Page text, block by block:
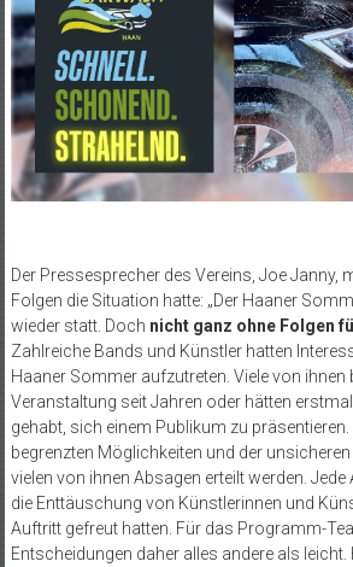
Der Pressesprecher des Vereins, Joe Janny,
Folgen die Situation hatte: „Der Haaner
wieder statt. Doch nicht ganz ohne Folgen
Zahlreiche Bands und Künstler hatten
Haaner Sommer aufzutreten. Viele von ihnen
Veranstaltung seit Jahren oder hätten
gehabt, sich einem Publikum zu
begrenzten Möglichkeiten und der
vielen von ihnen Absagen erteilt werden.
die Enttäuschung von Künstlerinnen und
Auftritt gefreut hatten. Für das Programm-
Entscheidungen daher alles andere als